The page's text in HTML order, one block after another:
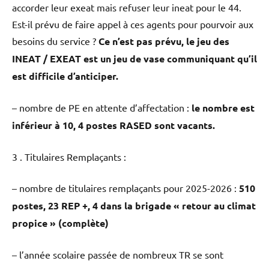
accorder leur exeat mais refuser leur ineat pour le 44.
Est-il prévu de faire appel à ces agents pour pourvoir aux
besoins du service ? Ce n’est pas prévu, le jeu des
INEAT / EXEAT est un jeu de vase communiquant qu’il
est difficile d’anticiper.
– nombre de PE en attente d’affectation : le nombre est
inférieur à 10, 4 postes RASED sont vacants.
3 . Titulaires Remplaçants :
– nombre de titulaires remplaçants pour 2025-2026 : 510
postes, 23 REP +, 4 dans la brigade « retour au climat
propice » (complète)
– l’année scolaire passée de nombreux TR se sont